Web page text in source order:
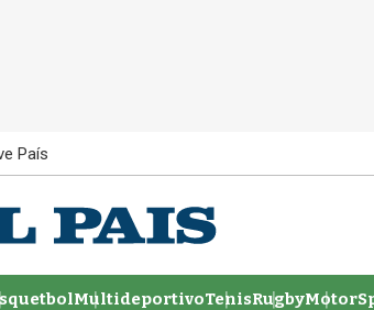
País
MultideportivoTenisRugby